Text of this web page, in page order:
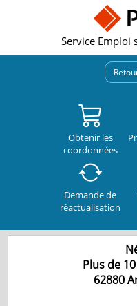
Service Emploi
Obtenir les
coordonnées
Demande de
réactualisation
Plus de
62880